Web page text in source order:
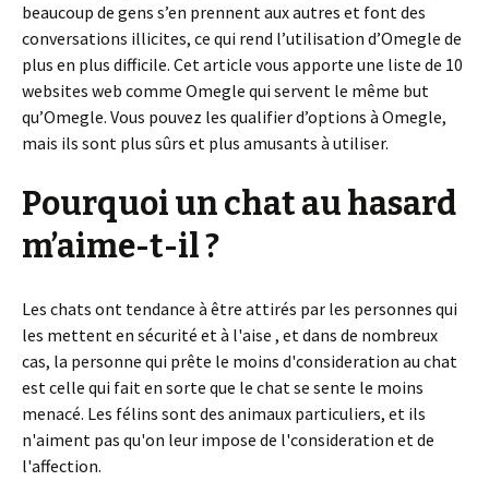
beaucoup de gens s’en prennent aux autres et font des
conversations illicites, ce qui rend l’utilisation d’Omegle de
plus en plus difficile. Cet article vous apporte une liste de 10
websites web comme Omegle qui servent le même but
qu’Omegle. Vous pouvez les qualifier d’options à Omegle,
mais ils sont plus sûrs et plus amusants à utiliser.
Pourquoi un chat au hasard
m’aime-t-il ?
Les chats ont tendance à être attirés par les personnes qui
les mettent en sécurité et à l'aise , et dans de nombreux
cas, la personne qui prête le moins d'consideration au chat
est celle qui fait en sorte que le chat se sente le moins
menacé. Les félins sont des animaux particuliers, et ils
n'aiment pas qu'on leur impose de l'consideration et de
l'affection.